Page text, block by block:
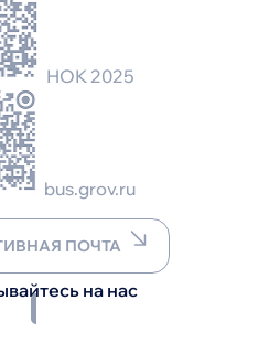
НОК 2025
bus.grov.ru
ПОЧТА
на нас